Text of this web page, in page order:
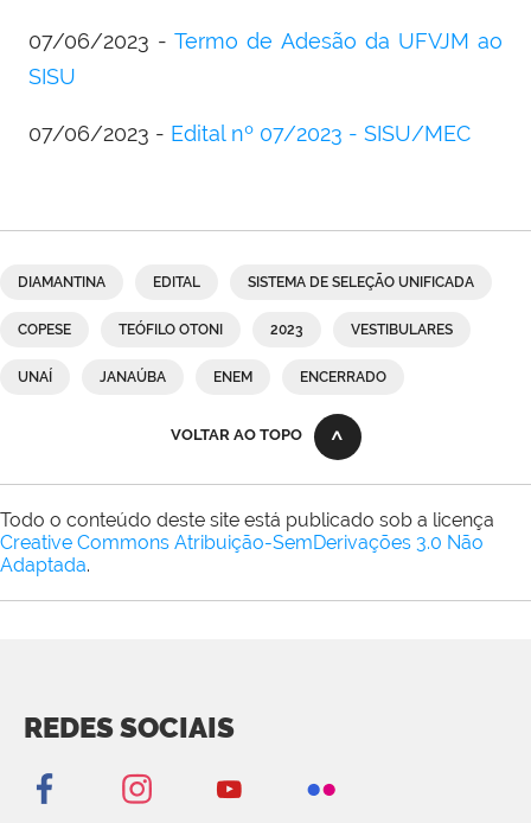
07/06/2023 - Termo de Adesão da UFVJM ao
SISU
07/06/2023 - Edital nº 07/2023 - SISU/MEC
DIAMANTINA EDITAL SISTEMA DE SELEÇÃO UNIFICADA
COPESE TEÓFILO OTONI 2023 VESTIBULARES
UNAÍ JANAÚBA ENEM ENCERRADO
VOLTAR AO TOPO
Todo o conteúdo deste site está publicado sob a licença
Creative Commons Atribuição-SemDerivações 3.0 Não
Adaptada.
REDES SOCIAIS